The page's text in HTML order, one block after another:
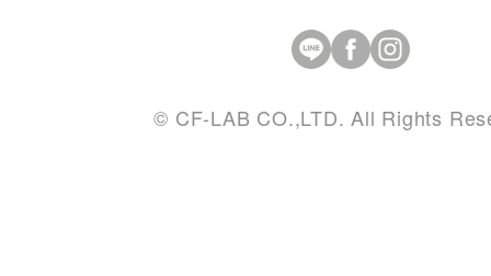
© CF-LAB CO.,LTD. All Rights